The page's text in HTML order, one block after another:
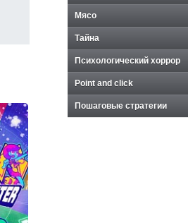
Мясо
Тайна
Психологический хоррор
Point and click
Пошаговые стратегии